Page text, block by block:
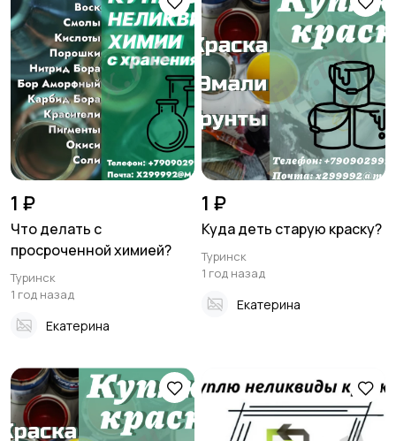
1 ₽
Что делать с
просроченной химией?
Туринск
1 год назад
Екатерина
1 ₽
Куда деть старую краску?
Туринск
1 год назад
Екатерина